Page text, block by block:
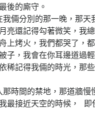
後的廝守。
分別的那一晚，那天
亮還記得勾著微笑，我
上烤火，我們都哭了，
子，我會在你耳邊道過
稀記得我倆的時光，那
間的禁地，那道牆慢
最接近天空的時候，